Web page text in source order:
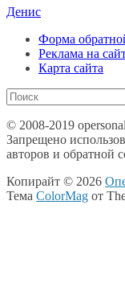
Денис
Форма
Реклама на
Карта сайта
© 2008-2019
Запрещено
авторов и обратной
Копирайт © 2026
Тема ColorMag от